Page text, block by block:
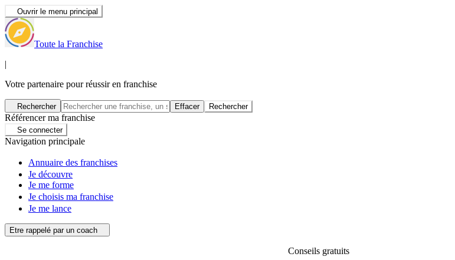
Ouvrir le menu principal
Toute la Franchise
|
Votre partenaire pour réussir en franchise
Rechercher Effacer Rechercher
Référencer ma franchise
Se connecter
Navigation principale
Annuaire des franchises
Je découvre
Je me forme
Je choisis ma franchise
Je me lance
Etre rappelé par un coach
Conseils gratuits